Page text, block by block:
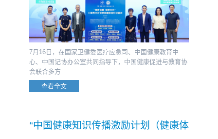
7月16日，在国家卫健委医疗应急司、中国健康教育中
心、中国记协办公室共同指导下，中国健康促进与教育协
会联合多方
查看全文
“中国健康知识传播激励计划（健康体